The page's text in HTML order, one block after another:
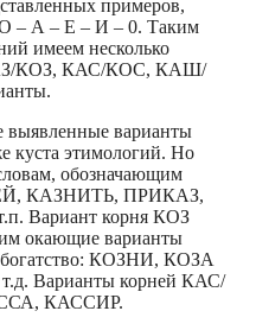
примеров,
О – А – Е – И – 0. Таким
имеем несколько
КОЗ, КАС/КОС, КАШ/
выявленные варианты
куста этимологий. Но
обозначающим
КАЗНИТЬ, ПРИКАЗ,
Вариант корня КОЗ
окающие варианты
богатство: КОЗНИ, КОЗА
Варианты корней КАС/
КАССИР.